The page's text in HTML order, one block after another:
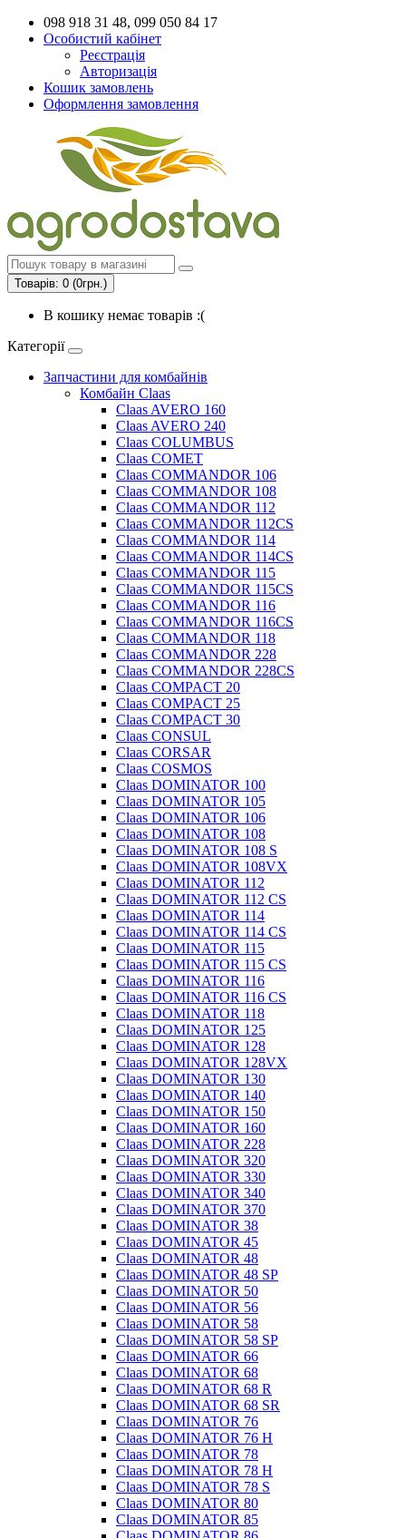
098 918 31 48, 099 050 84 17
Особистий кабінет
Реєстрація
Авторизація
Кошик замовлень
Оформлення замовлення
Товарів: 0 (0грн.)
В кошику немає товарів :(
Категорії
Запчастини для комбайнів
Комбайн Claas
Claas AVERO 160
Claas AVERO 240
Claas COLUMBUS
Claas COMET
Claas COMMANDOR 106
Claas COMMANDOR 108
Claas COMMANDOR 112
Claas COMMANDOR 112CS
Claas COMMANDOR 114
Claas COMMANDOR 114CS
Claas COMMANDOR 115
Claas COMMANDOR 115CS
Claas COMMANDOR 116
Claas COMMANDOR 116CS
Claas COMMANDOR 118
Claas COMMANDOR 228
Claas COMMANDOR 228CS
Claas COMPACT 20
Claas COMPACT 25
Claas COMPACT 30
Claas CONSUL
Claas CORSAR
Claas COSMOS
Claas DOMINATOR 100
Claas DOMINATOR 105
Claas DOMINATOR 106
Claas DOMINATOR 108
Claas DOMINATOR 108 S
Claas DOMINATOR 108VX
Claas DOMINATOR 112
Claas DOMINATOR 112 CS
Claas DOMINATOR 114
Claas DOMINATOR 114 CS
Claas DOMINATOR 115
Claas DOMINATOR 115 CS
Claas DOMINATOR 116
Claas DOMINATOR 116 CS
Claas DOMINATOR 118
Claas DOMINATOR 125
Claas DOMINATOR 128
Claas DOMINATOR 128VX
Claas DOMINATOR 130
Claas DOMINATOR 140
Claas DOMINATOR 150
Claas DOMINATOR 160
Claas DOMINATOR 228
Claas DOMINATOR 320
Claas DOMINATOR 330
Claas DOMINATOR 340
Claas DOMINATOR 370
Claas DOMINATOR 38
Claas DOMINATOR 45
Claas DOMINATOR 48
Claas DOMINATOR 48 SP
Claas DOMINATOR 50
Claas DOMINATOR 56
Claas DOMINATOR 58
Claas DOMINATOR 58 SP
Claas DOMINATOR 66
Claas DOMINATOR 68
Claas DOMINATOR 68 R
Claas DOMINATOR 68 SR
Claas DOMINATOR 76
Claas DOMINATOR 76 H
Claas DOMINATOR 78
Claas DOMINATOR 78 H
Claas DOMINATOR 78 S
Claas DOMINATOR 80
Claas DOMINATOR 85